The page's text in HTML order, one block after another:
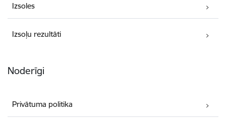
Izsoles
Izsoļu rezultāti
Noderīgi
Privātuma politika